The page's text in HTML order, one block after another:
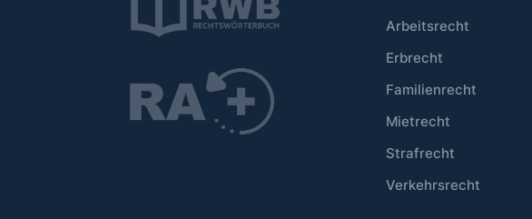
Arbeitsrecht
Erbrecht
Familienrecht
Mietrecht
Strafrecht
Verkehrsrecht